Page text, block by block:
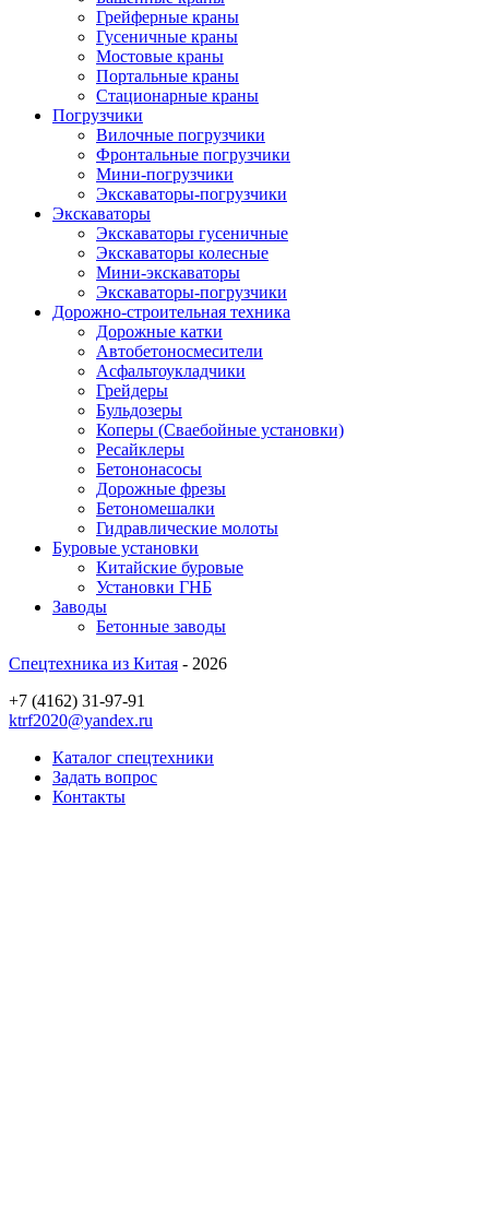
Грейферные краны
Гусеничные краны
Мостовые краны
Портальные краны
Стационарные краны
Погрузчики
Вилочные погрузчики
Фронтальные погрузчики
Мини-погрузчики
Экскаваторы-погрузчики
Экскаваторы
Экскаваторы гусеничные
Экскаваторы колесные
Мини-экскаваторы
Экскаваторы-погрузчики
Дорожно-строительная техника
Дорожные катки
Автобетоносмесители
Асфальтоукладчики
Грейдеры
Бульдозеры
Коперы (Сваебойные установки)
Ресайклеры
Бетононасосы
Дорожные фрезы
Бетономешалки
Гидравлические молоты
Буровые установки
Китайские буровые
Установки ГНБ
Заводы
Бетонные заводы
Спецтехника из Китая - 2026
+7 (4162) 31-97-91
ktrf2020@yandex.ru
Каталог спецтехники
Задать вопрос
Контакты